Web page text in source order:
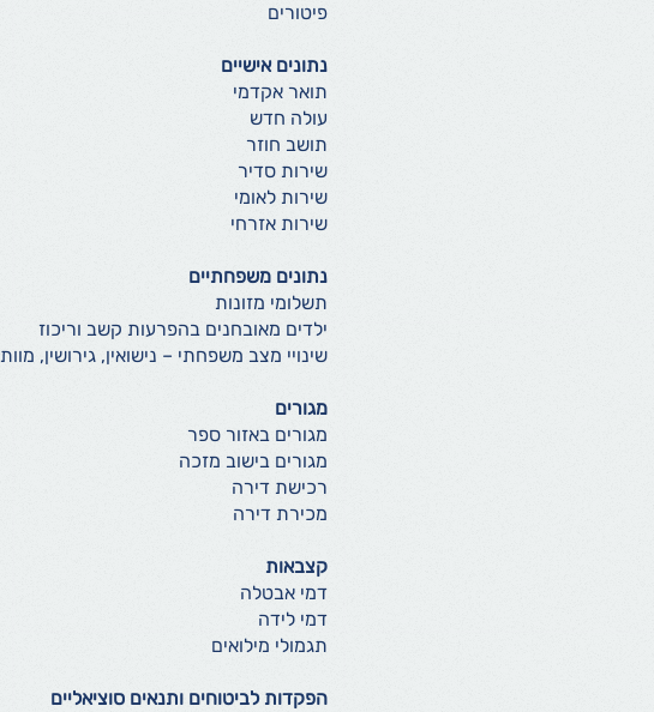
פיטורים
נתונים אישיים
תואר אקדמי
עולה חדש
תושב חוזר
שירות סדיר
שירות לאומי
שירות אזרחי
נתונים משפחתיים
תשלומי מזונות
ילדים מאובחנים בהפרעות קשב וריכוז
שינויי מצב משפחתי – נישואין, גירושין,
מגורים
מגורים באזור ספר
מגורים בישוב מזכה
רכישת דירה
מכירת דירה
קצבאות
דמי אבטלה
דמי לידה
תגמולי מילואים
הפקדות לביטוחים ותנאים סוציאליים